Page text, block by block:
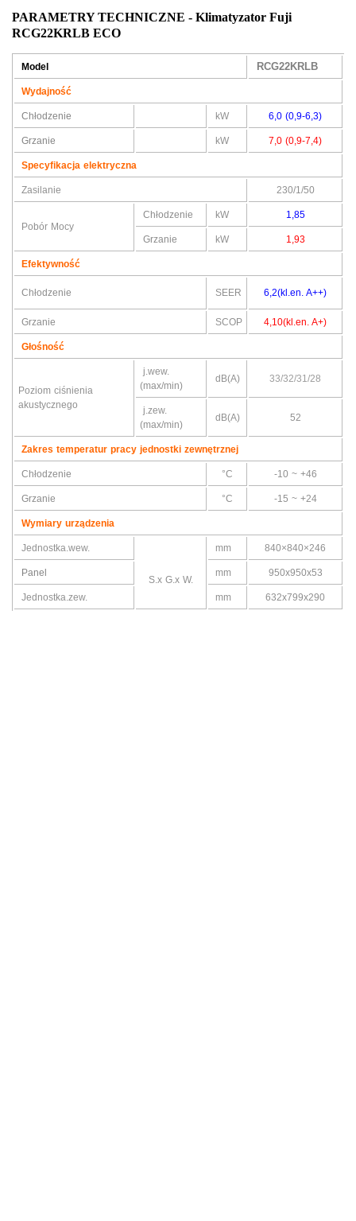
PARAMETRY TECHNICZNE - Klimatyzator Fuji
RCG22KRLB ECO
Model RCG22KRLB
Wydajność
Chłodzenie kW 6,0 (0,9-6,3)
Grzanie kW 7,0 (0,9-7,4)
Specyfikacja elektryczna
Zasilanie 230/1/50
Pobór Mocy
Chłodzenie kW 1,85
Grzanie kW 1,93
Efektywność
Chłodzenie SEER 6,2(kl.en. A++)
Grzanie SCOP 4,10(kl.en. A+)
Głośność
Poziom ciśnienia
akustycznego
j.wew.
(max/min)
dB(A) 33/32/31/28
j.zew.
(max/min)
dB(A) 52
Zakres temperatur pracy jednostki zewnętrznej
Chłodzenie °C -10 ~ +46
Grzanie °C -15 ~ +24
Wymiary urządzenia
Jednostka.wew.
S.x G.x W.
mm 840×840×246
Panel mm 950x950x53
Jednostka.zew. mm 632x799x290